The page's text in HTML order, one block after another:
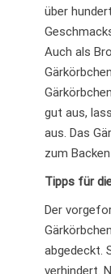
über
Auch als
gut aus,
aus. Das
zum
Tipps für
Der
abgedeckt.
verhindert.